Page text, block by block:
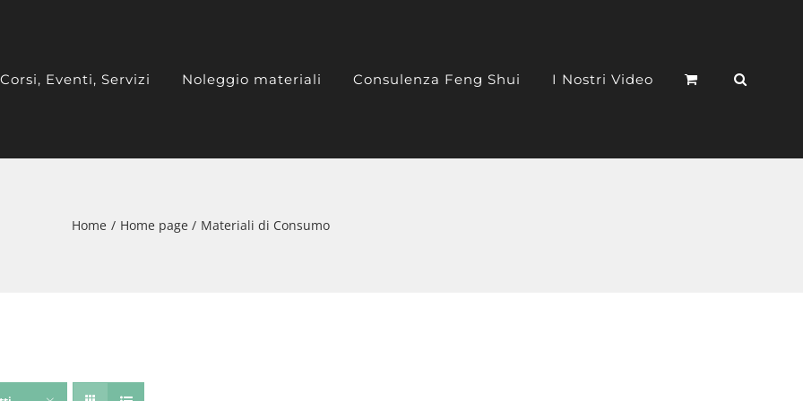
Corsi, Eventi, Servizi Noleggio materiali Consulenza Feng Shui I Nostri Video
Home Home page Materiali di Consumo